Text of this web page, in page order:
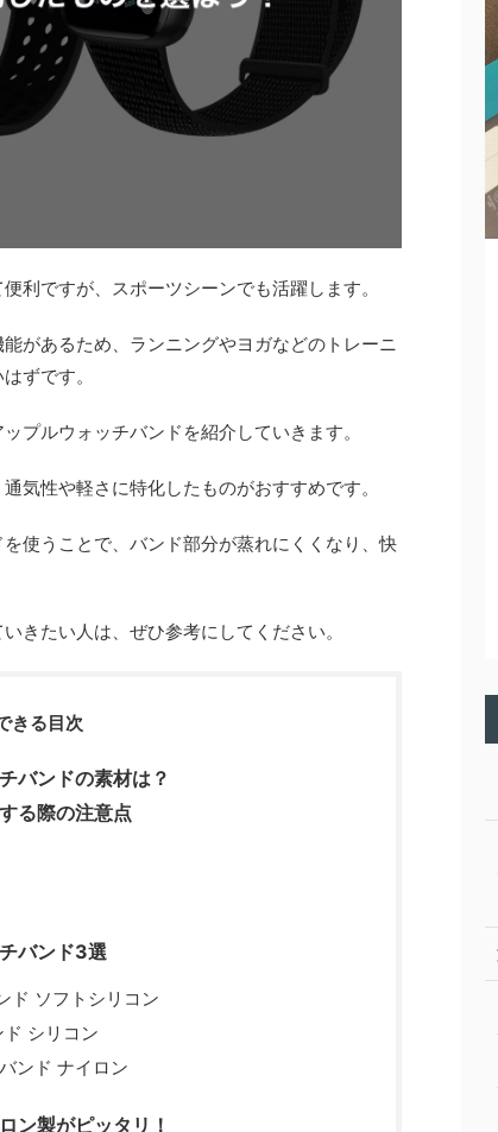
利ですが、スポーツシーンでも活躍します。
があるため、ランニングやヨガなどのトレーニ
ずです。
プルウォッチバンドを紹介していきます。
気性や軽さに特化したものがおすすめです。
使うことで、バンド部分が蒸れにくくなり、快
きたい人は、ぜひ参考にしてください。
きる目次
バンドの素材は？
る際の注意点
バンド3選
ド ソフトシリコン
シリコン
ンド ナイロン
ン製がピッタリ！